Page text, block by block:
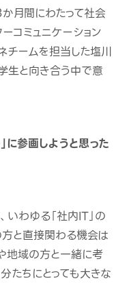
月間にわたって社会
コミュニケーション
チームを担当した塩川
生と向き合う中で意
参画しようと思った
いわゆる「社内IT」の
と直接関わる機会は
地域の方と一緒に考
たちにとっても大きな